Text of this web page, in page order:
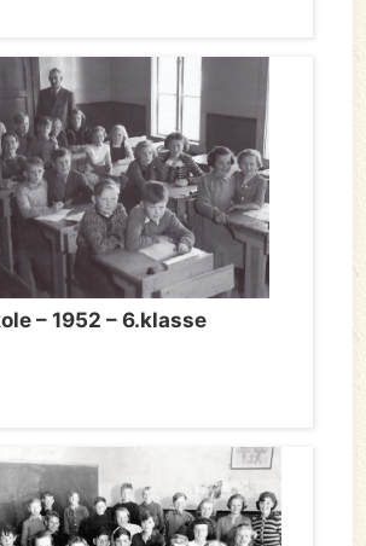
– 1952 – 6.klasse